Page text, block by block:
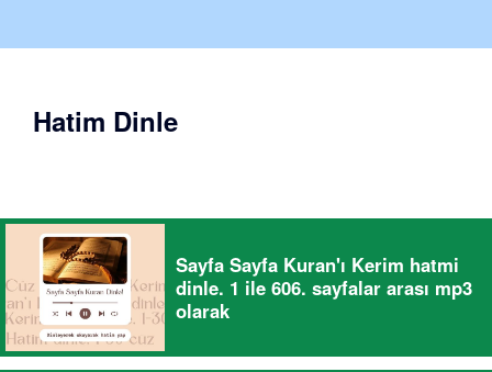
Hatim Dinle
Sayfa Sayfa Kuran'ı Kerim hatmi
dinle. 1 ile 606. sayfalar arası mp3
olarak